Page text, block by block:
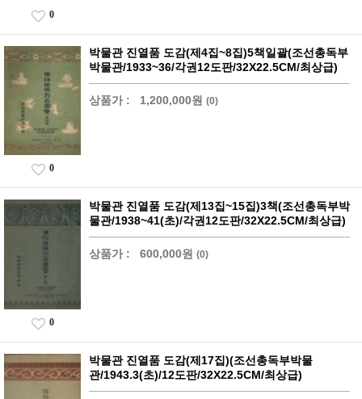
0
박물관 진열품 도감(제4집~8집)5책일괄(조선총독부
박물관/1933~36/각권12도판/32X22.5CM/최상급)
상품가 : 1,200,000원 (0)
0
박물관 진열품 도감(제13집~15집)3책(조선총독부박
물관/1938~41(초)/각권12도판/32X22.5CM/최상급)
상품가 : 600,000원 (0)
0
박물관 진열품 도감(제17집)(조선총독부박물
관/1943.3(초)/12도판/32X22.5CM/최상급)